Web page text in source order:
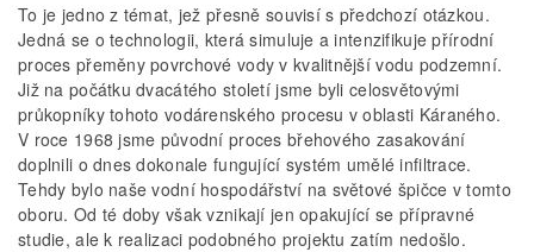
To je jedno z témat, jež přesně souvisí s předchozí otázkou.
Jedná se o technologii, která simuluje a intenzifikuje přírodní
proces přeměny povrchové vody v kvalitnější vodu podzemní.
Již na počátku dvacátého století jsme byli celosvětovými
průkopníky tohoto vodárenského procesu v oblasti Káraného.
V roce 1968 jsme původní proces břehového zasakování
doplnili o dnes dokonale fungující systém umělé infiltrace.
Tehdy bylo naše vodní hospodářství na světové špičce v tomto
oboru. Od té doby však vznikají jen opakující se přípravné
studie, ale k realizaci podobného projektu zatím nedošlo.